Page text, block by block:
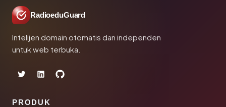
RadioeduGuard
Intelijen domain otomatis dan independen
untuk web terbuka.
PRODUK